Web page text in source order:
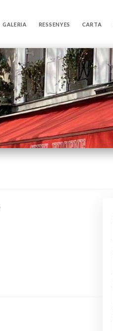
GALERIA RESSENYES CARTA